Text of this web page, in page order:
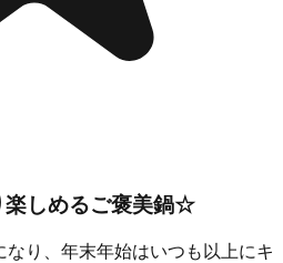
楽しめるご褒美鍋☆
り、年末年始はいつも以上にキ